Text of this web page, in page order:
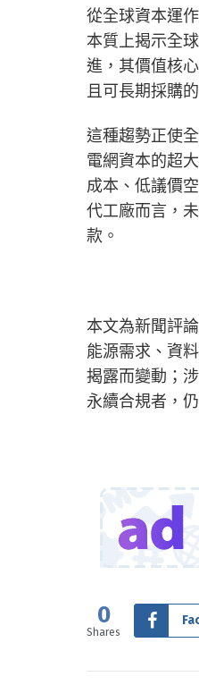
從全球資本運
本質上揭示全
進，其價值核
且可長期採購
這種趨勢正使
電網資本的超
成本、低議價
代工廠而言，
款。
本文為新聞評
能源需求、資
揭露而變動；
永續合規者，
0
Shares